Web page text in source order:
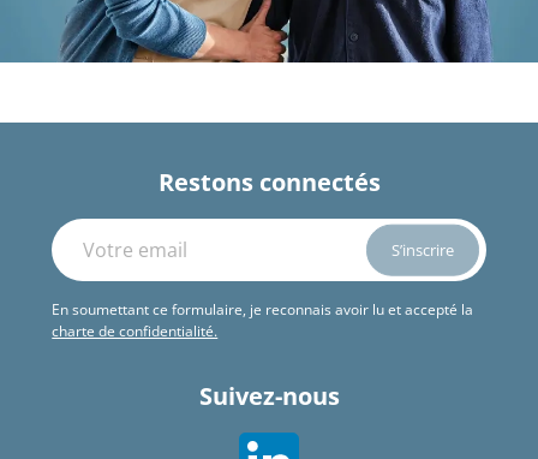
Restons connectés
En soumettant ce formulaire, je reconnais avoir lu et accepté la
charte de confidentialité.
Suivez-nous